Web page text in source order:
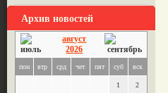
Архив новостей
август
2026
пон втр срд чет пят суб вск
1 2